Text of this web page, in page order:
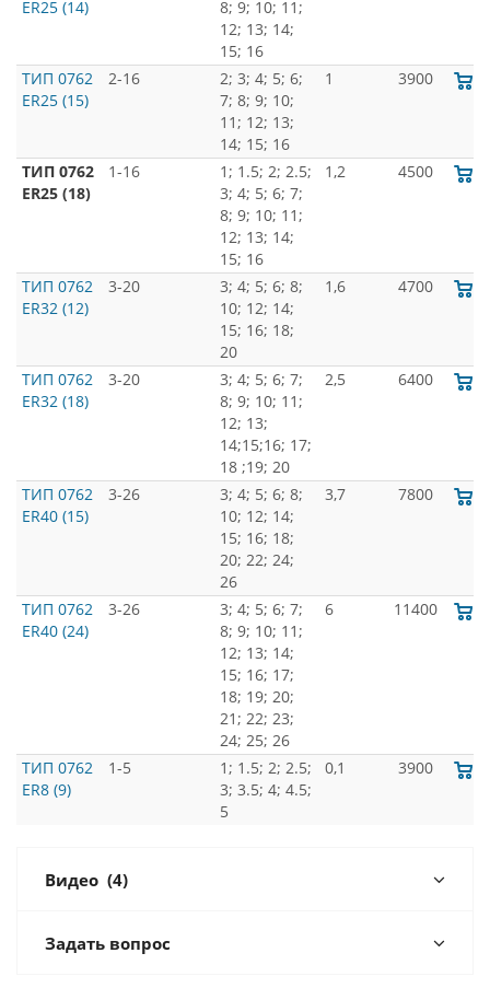
ER25 (14)
8; 9; 10; 11;
12; 13; 14;
15; 16
ТИП 0762
ER25 (15)
2-16
2; 3; 4; 5; 6;
7; 8; 9; 10;
11; 12; 13;
14; 15; 16
1 3900
ТИП 0762
ER25 (18)
1-16
1; 1.5; 2; 2.5;
3; 4; 5; 6; 7;
8; 9; 10; 11;
12; 13; 14;
15; 16
1,2 4500
ТИП 0762
ER32 (12)
3-20
3; 4; 5; 6; 8;
10; 12; 14;
15; 16; 18;
20
1,6 4700
ТИП 0762
ER32 (18)
3-20
3; 4; 5; 6; 7;
8; 9; 10; 11;
12; 13;
14;15;16; 17;
18 ;19; 20
2,5 6400
ТИП 0762
ER40 (15)
3-26
3; 4; 5; 6; 8;
10; 12; 14;
15; 16; 18;
20; 22; 24;
26
3,7 7800
ТИП 0762
ER40 (24)
3-26
3; 4; 5; 6; 7;
8; 9; 10; 11;
12; 13; 14;
15; 16; 17;
18; 19; 20;
21; 22; 23;
24; 25; 26
6 11400
ТИП 0762
ER8 (9)
1-5
1; 1.5; 2; 2.5;
3; 3.5; 4; 4.5;
5
0,1 3900
Видео (4)
Задать вопрос